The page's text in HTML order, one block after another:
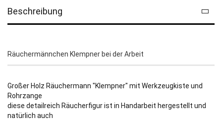
Beschreibung
Räuchermännchen Klempner bei der Arbeit
Großer Holz Räuchermann "Klempner" mit Werkzeugkiste und
Rohrzange
diese detailreich Räucherfigur ist in Handarbeit hergestellt und
natürlich auch